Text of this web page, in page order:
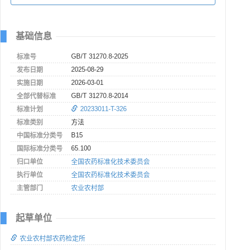
基础信息
标准号
GB/T 31270.8-2025
发布日期
2025-08-29
实施日期
2026-03-01
全部代替标准
GB/T 31270.8-2014
标准计划
20233011-T-326
标准类别
方法
中国标准分类号
B15
国际标准分类号
65.100
归口单位
全国农药标准化技术委员会
执行单位
全国农药标准化技术委员会
主管部门
农业农村部
起草单位
农业农村部农药检定所